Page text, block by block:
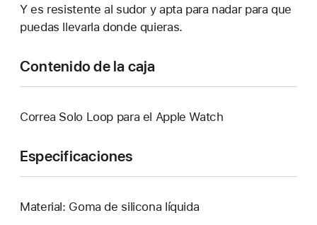
Y es resistente al sudor y apta para nadar para que
puedas llevarla donde quieras.
Contenido de la caja
Correa Solo Loop para el Apple Watch
Especificaciones
Material: Goma de silicona líquida